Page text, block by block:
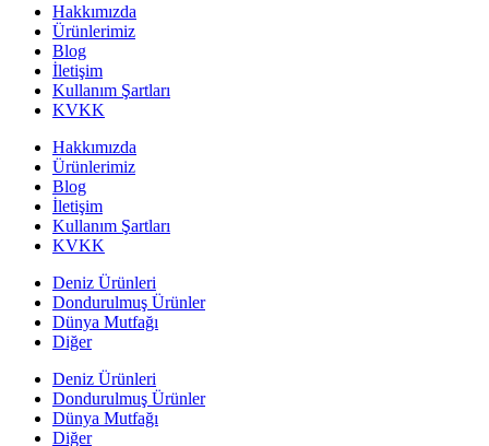
Hakkımızda
Ürünlerimiz
Blog
İletişim
Kullanım Şartları
KVKK
Hakkımızda
Ürünlerimiz
Blog
İletişim
Kullanım Şartları
KVKK
Deniz Ürünleri
Dondurulmuş Ürünler
Dünya Mutfağı
Diğer
Deniz Ürünleri
Dondurulmuş Ürünler
Dünya Mutfağı
Diğer